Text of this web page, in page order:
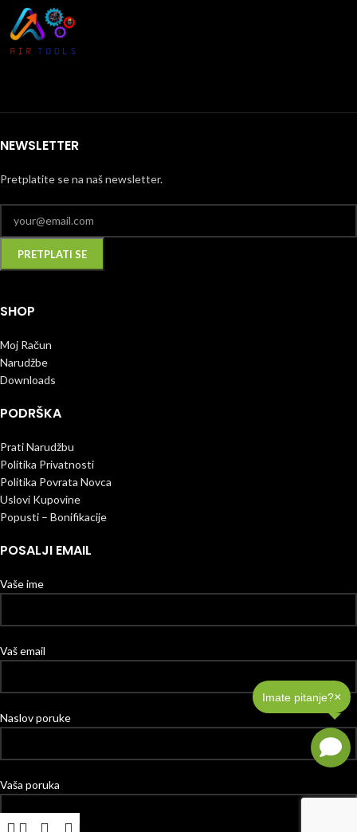
NEWSLETTER
Pretplatite se na naš newsletter.
SHOP
Moj Račun
Narudžbe
Downloads
PODRŠKA
Prati Narudžbu
Politika Privatnosti
Politika Povrata Novca
Uslovi Kupovine
Popusti – Bonifikacije
POSALJI EMAIL
Vaše ime
Vaš email
Naslov poruke
Vaša poruka
Imate pitanje?×